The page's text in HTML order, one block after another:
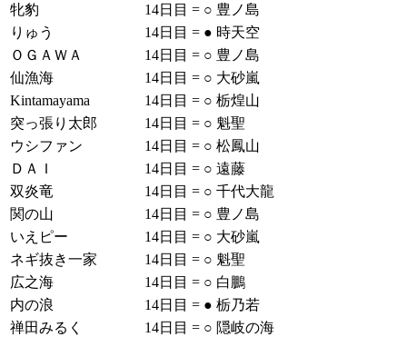
牝豹
14日目 = ○ 豊ノ島
りゅう
14日目 = ● 時天空
ＯＧＡＷＡ
14日目 = ○ 豊ノ島
仙漁海
14日目 = ○ 大砂嵐
Kintamayama
14日目 = ○ 栃煌山
突っ張り太郎
14日目 = ○ 魁聖
ウシファン
14日目 = ○ 松鳳山
ＤＡＩ
14日目 = ○ 遠藤
双炎竜
14日目 = ○ 千代大龍
関の山
14日目 = ○ 豊ノ島
いえピー
14日目 = ○ 大砂嵐
ネギ抜き一家
14日目 = ○ 魁聖
広之海
14日目 = ○ 白鵬
内の浪
14日目 = ● 栃乃若
禅田みるく
14日目 = ○ 隠岐の海